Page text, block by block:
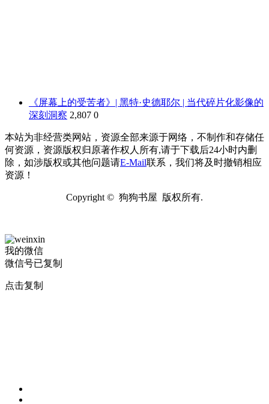
《屏幕上的受苦者》| 黑特·史德耶尔 | 当代碎片化影像的
深刻洞察 2,807 0
本站为非经营类网站，资源全部来源于网络，不制作和存储任
何资源，资源版权归原著作权人所有,请于下载后24小时内删
除，如涉版权或其他问题请E-Mail联系，我们将及时撤销相应
资源！
Copyright © 狗狗书屋 版权所有.
我的微信
微信号已复制
点击复制